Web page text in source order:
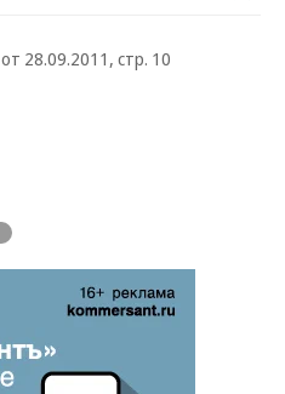
от 28.09.2011, стр. 10